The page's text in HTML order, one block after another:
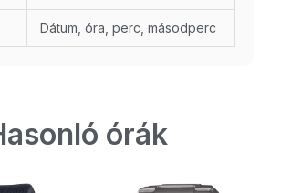
Dátum, óra, perc, másodperc
órák